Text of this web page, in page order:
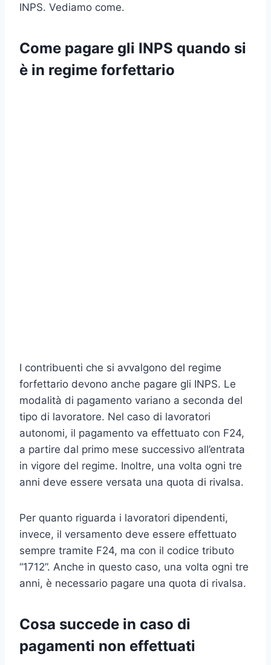
INPS. Vediamo come.
Come pagare gli INPS quando si
è in regime forfettario
I contribuenti che si avvalgono del regime
forfettario devono anche pagare gli INPS. Le
modalità di pagamento variano a seconda del
tipo di lavoratore. Nel caso di lavoratori
autonomi, il pagamento va effettuato con F24,
a partire dal primo mese successivo all’entrata
in vigore del regime. Inoltre, una volta ogni tre
anni deve essere versata una quota di rivalsa.
Per quanto riguarda i lavoratori dipendenti,
invece, il versamento deve essere effettuato
sempre tramite F24, ma con il codice tributo
“1712”. Anche in questo caso, una volta ogni tre
anni, è necessario pagare una quota di rivalsa.
Cosa succede in caso di
pagamenti non effettuati